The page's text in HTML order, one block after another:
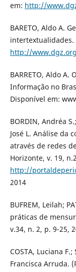
em: http://
BARETO, Aldo A.
intertextualidades.
http://
BARRETO, Aldo A.
Informação no
Disponível em:
BORDIN, Andréa
José L. Análise da
através de redes
Horizonte, v. 19,
http://
2014
BUFREM, Leilah;
práticas de
v.34, n. 2, p. 9-25,
COSTA, Luciana
Francisca Arruda.